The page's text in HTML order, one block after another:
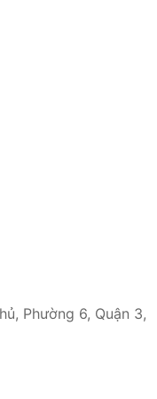
Phường 6, Quận 3,